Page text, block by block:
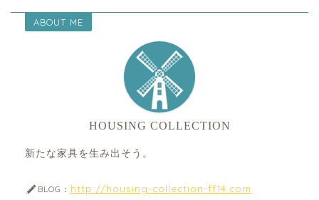
ABOUT ME
HOUSING COLLECTION
新たな家具を生み出そう。
BLOG： http://housing-collection-ff14.com